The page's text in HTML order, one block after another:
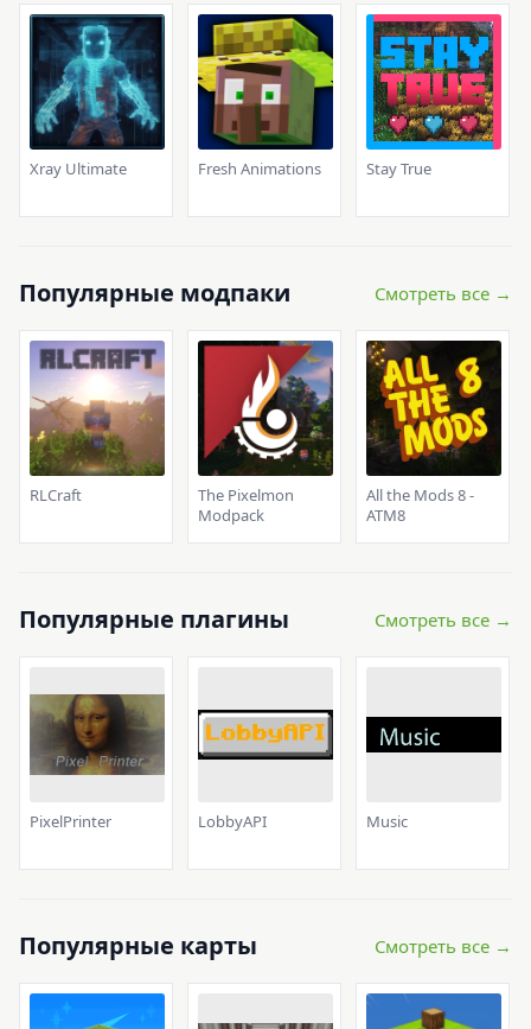
Xray Ultimate Fresh Animations Stay True
Популярные модпаки Смотреть все →
RLCraft
The Pixelmon
Modpack
All the Mods 8 -
ATM8
Популярные плагины Смотреть все →
PixelPrinter LobbyAPI Music
Популярные карты Смотреть все →